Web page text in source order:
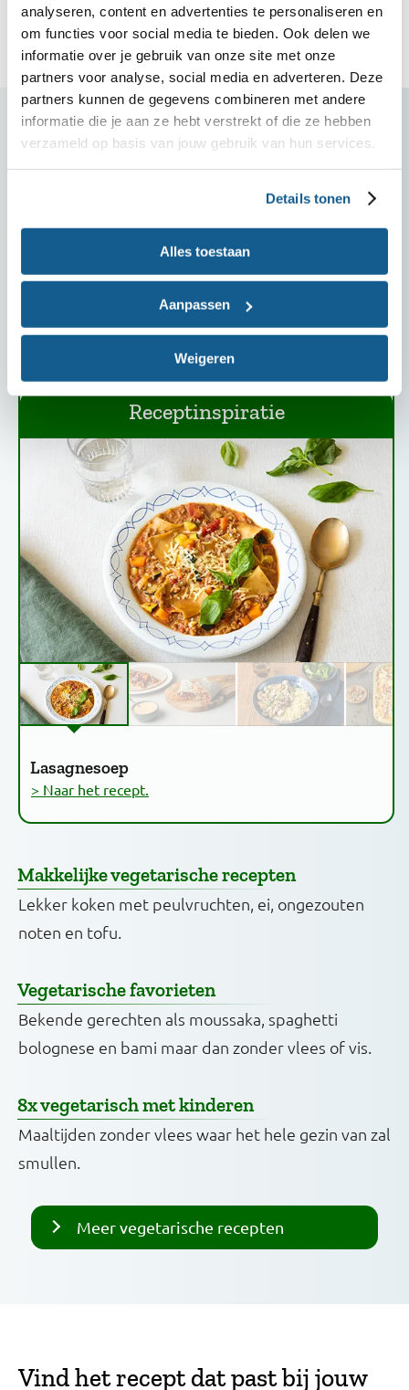
analyseren, content en advertenties te personaliseren en
om functies voor social media te bieden. Ook delen we
informatie over je gebruik van onze site met onze
partners voor analyse, social media en adverteren. Deze
partners kunnen de gegevens combineren met andere
informatie die je aan ze hebt verstrekt of die ze hebben
verzameld op basis van jouw gebruik van hun services.
Details tonen
Alles toestaan
Aanpassen
Weigeren
Meer tips en inspiratie voor restjes
Variatie op tafel: ga eens voor vega
kun je oneindig veel kanten op. Wissel lekker af en
je hebt steeds weer een verrassende maaltijd op
is jouw (nieuwe) favoriet?
Receptinspiratie
Lasagnesoep
> Naar het recept.
Makkelijke vegetarische recepten
Lekker koken met peulvruchten, ei, ongezouten
noten en tofu.
Vegetarische favorieten
Bekende gerechten als moussaka, spaghetti
bolognese en bami maar dan zonder vlees of vis.
8x vegetarisch met kinderen
Maaltijden zonder vlees waar het hele gezin van zal
smullen.
Meer vegetarische recepten
Vind het recept dat past bij jouw